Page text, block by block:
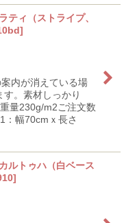
ティ（ストライプ、
]
内が消えている場
。素材しっかり
量230g/m2ご注文数
：幅70cmｘ長さ
ルトゥハ（白ベース
]